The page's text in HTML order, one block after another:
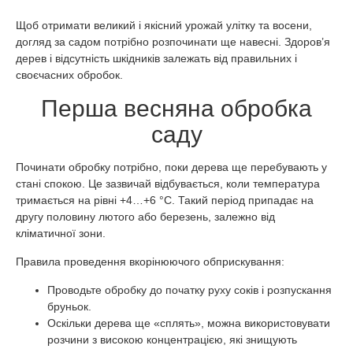
Щоб отримати великий і якісний урожай улітку та восени,
догляд за садом потрібно розпочинати ще навесні. Здоров’я
дерев і відсутність шкідників залежать від правильних і
своєчасних обробок.
Перша весняна обробка
саду
Починати обробку потрібно, поки дерева ще перебувають у
стані спокою. Це зазвичай відбувається, коли температура
тримається на рівні +4…+6 °C. Такий період припадає на
другу половину лютого або березень, залежно від
кліматичної зони.
Правила проведення вкорінюючого обприскування:
Проводьте обробку до початку руху соків і розпускання
бруньок.
Оскільки дерева ще «сплять», можна використовувати
розчини з високою концентрацією, які знищують